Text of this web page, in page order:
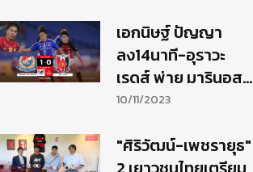
เอกนิษฐ์ ปัญญา
ลง14นาที-อุราวะ
เรดส์ พ่าย มารินอส
ตัดเชือกลูวาน คัพ
10/11/2023
"ศิริวัฒน์-เพชรายุธ"